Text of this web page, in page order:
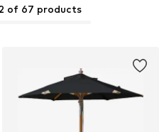
of 67 products